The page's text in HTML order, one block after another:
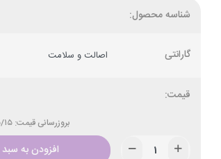
شناسه محصول:
گارانتی
بروزرسانی قیمت: ۱۴۰۵/۰۵/۱۵
افزودن به